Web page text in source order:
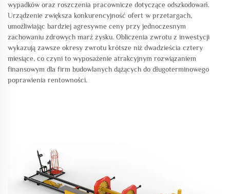
wypadków oraz roszczenia pracownicze dotyczące odszkodowań.
Urządzenie zwiększa konkurencyjność ofert w przetargach,
umożliwiając bardziej agresywne ceny przy jednoczesnym
zachowaniu zdrowych marż zysku. Obliczenia zwrotu z inwestycji
wykazują zawsze okresy zwrotu krótsze niż dwadzieścia cztery
miesiące, co czyni to wyposażenie atrakcyjnym rozwiązaniem
finansowym dla firm budowlanych dążących do długoterminowego
poprawienia rentowności.